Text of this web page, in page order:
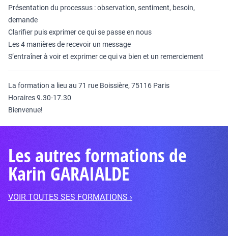
Présentation du processus : observation, sentiment, besoin,
demande
Clarifier puis exprimer ce qui se passe en nous
Les 4 manières de recevoir un message
S’entraîner à voir et exprimer ce qui va bien et un remerciement
La formation a lieu au 71 rue Boissière, 75116 Paris
Horaires 9.30-17.30
Bienvenue!
Les autres formations de
Karin GARAIALDE
VOIR TOUTES SES FORMATIONS ›